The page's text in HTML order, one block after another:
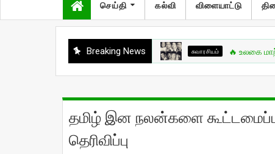
செய்தி கல்வி விளையாட்டு
Breaking News சுவாரசியம் 🔥 உலகை மாற்றிய
தமிழ் இன நலன்களை
தெரிவிப்பு